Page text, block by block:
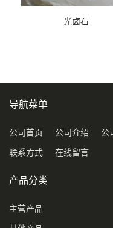
光卤石
导航菜单
公司首页 公司介绍 公
联系方式 在线留言
产品分类
主营产品